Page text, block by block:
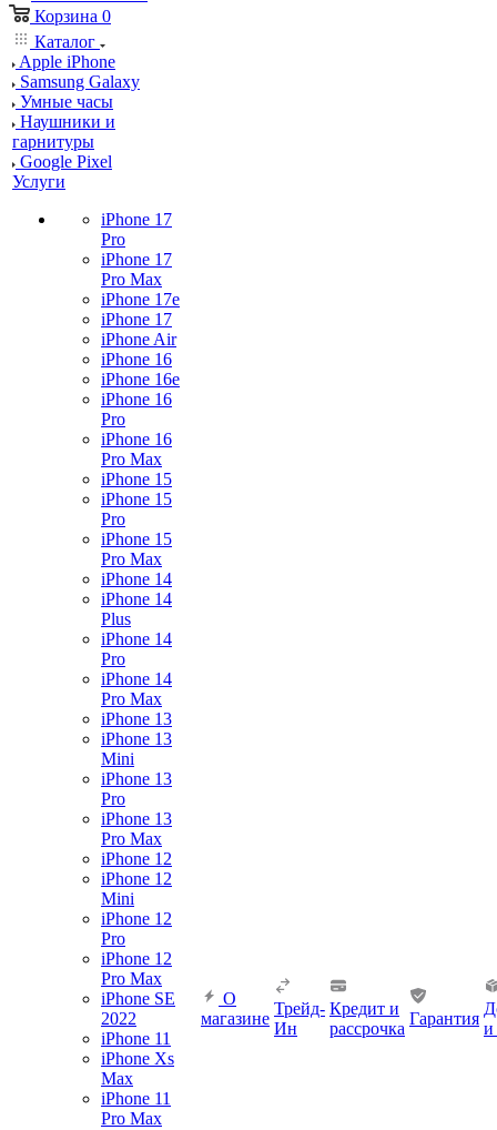
Корзина 0
Каталог
Apple iPhone
Samsung Galaxy
Умные часы
Наушники и
гарнитуры
Google Pixel
Услуги
iPhone 17
Pro
iPhone 17
Pro Max
iPhone 17e
iPhone 17
iPhone Air
iPhone 16
iPhone 16e
iPhone 16
Pro
iPhone 16
Pro Max
iPhone 15
iPhone 15
Pro
iPhone 15
Pro Max
iPhone 14
iPhone 14
Plus
iPhone 14
Pro
iPhone 14
Pro Max
iPhone 13
iPhone 13
Mini
iPhone 13
Pro
iPhone 13
Pro Max
iPhone 12
iPhone 12
Mini
iPhone 12
Pro
iPhone 12
Pro Max
iPhone SE
2022
iPhone 11
iPhone Xs
Max
iPhone 11
Pro Max
О
магазине
Трейд-
Ин
Кредит и
рассрочка
Гарантия
и